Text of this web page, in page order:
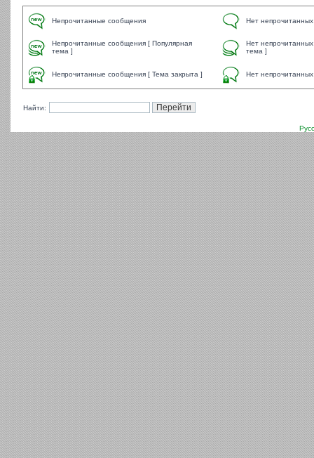
Непрочитанные сообщения Нет
Непрочитанные сообщения [ Популярная
тема ]
Нет
тема ]
Непрочитанные сообщения [ Тема закрыта ] Нет
Найти: